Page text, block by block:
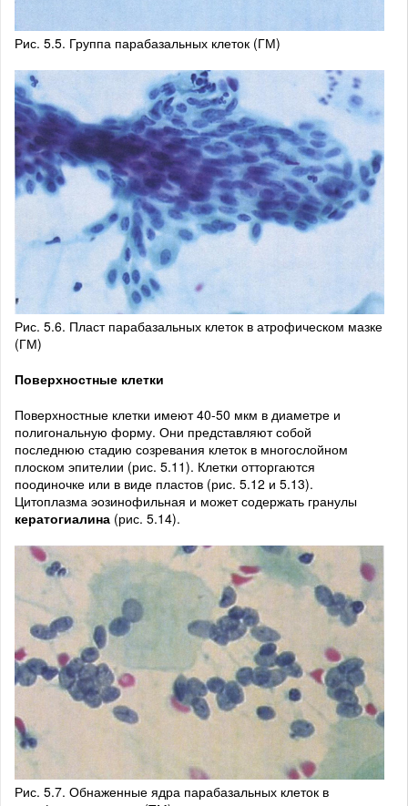
Рис. 5.5. Группа парабазальных клеток (ГМ)
Рис. 5.6. Пласт парабазальных клеток в атрофическом мазке
(ГМ)
Поверхностные клетки
Поверхностные клетки имеют 40-50 мкм в диаметре и
полигональную форму. Они представляют собой
последнюю стадию созревания клеток в многослойном
плоском эпителии (рис. 5.11). Клетки отторгаются
поодиночке или в виде пластов (рис. 5.12 и 5.13).
Цитоплазма эозинофильная и может содержать гранулы
кератогиалина (рис. 5.14).
Рис. 5.7. Обнаженные ядра парабазальных клеток в